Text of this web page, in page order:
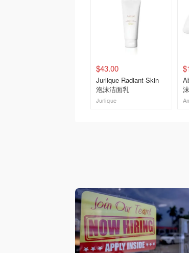
$43.00
Jurlique Radiant Skin
泡沫洁面乳
Jurlique